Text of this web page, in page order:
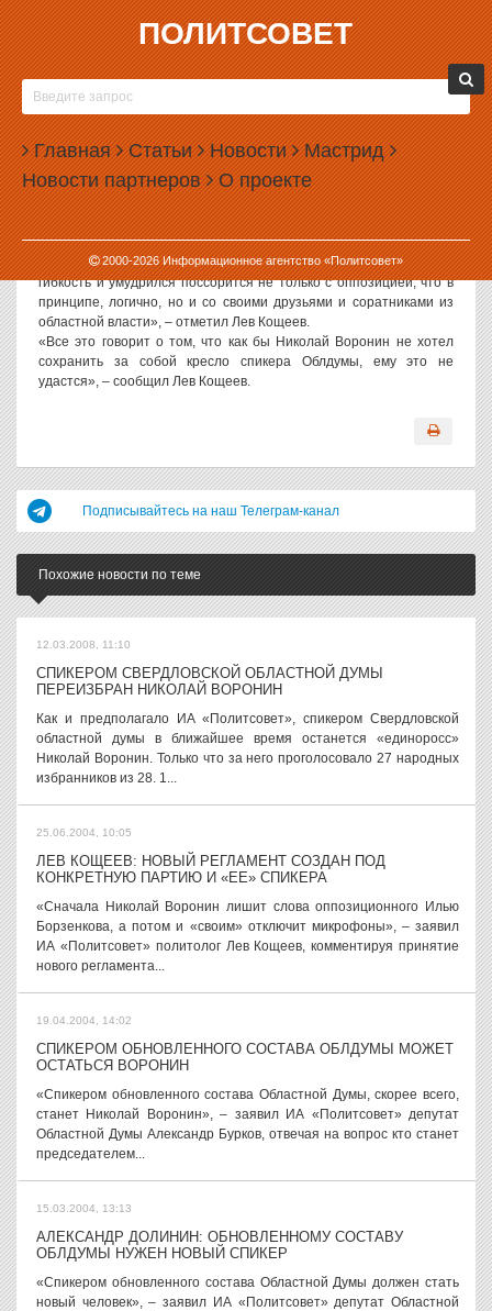
ПОЛИТСОВЕТ
Главная Статьи Новости Мастрид
Новости партнеров О проекте
2000-2026Информационное агентство «Политсовет»
16.03.2004, 15:21
ВОРОНИН НЕ БУДЕТ СПИКЕРОМ ОБЛДУМЫ
«Николай Воронин не сможет больше занять пост спикера
Областной Думы», – заявил ИА «Политсовет» политолог Лев
Кощеев.
«За то время, когда Николай Воронин был спикером, он
продемонстрировал полную неспособность управлять
ситуацией. Это очень серьезный недостаток, как в глазах Москвы,
так и в глазах областной власти. Так же Воронин не смог проявить
гибкость и умудрился поссорится не только с оппозицией, что в
принципе, логично, но и со своими друзьями и соратниками из
областной власти», – отметил Лев Кощеев.
«Все это говорит о том, что как бы Николай Воронин не хотел
сохранить за собой кресло спикера Облдумы, ему это не
удастся», – сообщил Лев Кощеев.
Подписывайтесь на наш Телеграм-канал
Похожие новости по теме
12.03.2008, 11:10
СПИКЕРОМ СВЕРДЛОВСКОЙ ОБЛАСТНОЙ ДУМЫ
ПЕРЕИЗБРАН НИКОЛАЙ ВОРОНИН
Как и предполагало ИА «Политсовет», спикером Свердловской
областной думы в ближайшее время останется «единоросс»
Николай Воронин. Только что за него проголосовало 27 народных
избранников из 28. 1...
25.06.2004, 10:05
ЛЕВ КОЩЕЕВ: НОВЫЙ РЕГЛАМЕНТ СОЗДАН ПОД
КОНКРЕТНУЮ ПАРТИЮ И «ЕЕ» СПИКЕРА
«Сначала Николай Воронин лишит слова оппозиционного Илью
Борзенкова, а потом и «своим» отключит микрофоны», – заявил
ИА «Политсовет» политолог Лев Кощеев, комментируя принятие
нового регламента...
19.04.2004, 14:02
СПИКЕРОМ ОБНОВЛЕННОГО СОСТАВА ОБЛДУМЫ МОЖЕТ
ОСТАТЬСЯ ВОРОНИН
«Спикером обновленного состава Областной Думы, скорее всего,
станет Николай Воронин», – заявил ИА «Политсовет» депутат
Областной Думы Александр Бурков, отвечая на вопрос кто станет
председателем...
15.03.2004, 13:13
АЛЕКСАНДР ДОЛИНИН: ОБНОВЛЕННОМУ СОСТАВУ
ОБЛДУМЫ НУЖЕН НОВЫЙ СПИКЕР
«Спикером обновленного состава Областной Думы должен стать
новый человек», – заявил ИА «Политсовет» депутат Областной